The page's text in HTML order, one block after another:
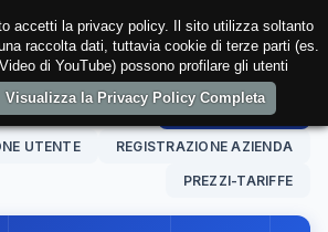
AREA RISERVATA
UTENTE REGISTRAZIONE AZIENDA
PREZZI-TARIFFE
accetti la privacy policy. Il sito utilizza soltanto
raccolta dati, tuttavia cookie di terze parti (es.
di YouTube) possono profilare gli utenti
Visualizza la Privacy Policy Completa